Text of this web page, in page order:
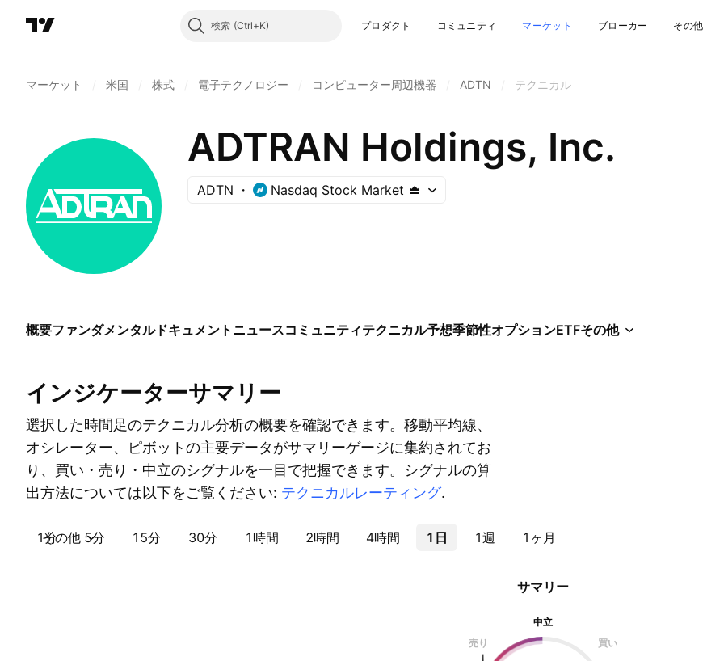
検索 プロダクト コミュニティ マーケット ブローカー その他
マーケット 米国 株式 電子テクノロジー コンピューター周辺機器 ADTN テクニカル
ADTRAN Holdings, Inc.
ADTN Nasdaq Stock Market
概要ファンダメンタルドキュメント ニュースコミュニティテクニカル予想季節性オプションETFその他
インジケーターサマリー
選択した時間足のテクニカル分析の概要を確認できます。移動平均線、
オシレーター、ピボットの主要データがサマリーゲージに集約されてお
り、買い・売り・中立のシグナルを一目で把握できます。シグナルの算
出方法については以下をご覧ください: テクニカルレーティング.
1分 5分 15分 30分 1時間 2時間 4時間 1日 1週 1ヶ月
その他
サマリー
中立
売り
買い